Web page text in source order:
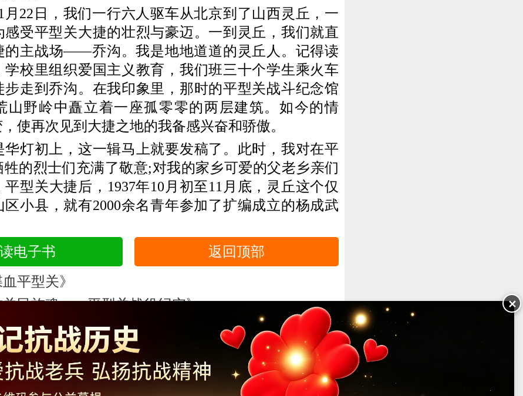
22日，我们一行六人驱车从北京到了山西灵丘，一
感受平型关大捷的壮烈与豪迈。一到灵丘，我们就直
的主战场——乔沟。我是地地道道的灵丘人。记得读
学校里组织爱国主义教育，我们班三十个学生乘火车
步走到乔沟。在我印象里，那时的平型关战斗纪念馆
山野岭中矗立着一座孤零零的两层建筑。如今的情
使再次见到大捷之地的我备感兴奋和骄傲。
初上，这一辑马上就要发稿了。此时，我对在平
的烈士们充满了敬意;对我的家乡可爱的父老乡亲们
型关大捷后，1937年10月初至11月底，灵丘这个仅
区小县，就有2000余名青年参加了扩编成立的杨成武
电子书
返回顶部
血平型关》
民族魂一一平型关战役纪实》
湘ICP备18022032号 湘公网安备43010402000821号
办违法和不良信息举报中心
长沙市互联网违法和不良信息举报中心
不良信息举报电话：0731-85531328 19198230121（微信同号）
✕